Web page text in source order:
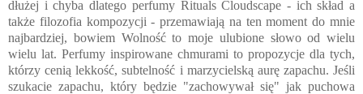
dłużej i chyba dlatego perfumy Rituals Cloudscape - ich skład a
także filozofia kompozycji - przemawiają na ten moment do mnie
najbardziej, bowiem Wolność to moje ulubione słowo od wielu
wielu lat. Perfumy inspirowane chmurami to propozycje dla tych,
którzy cenią lekkość, subtelność i marzycielską aurę zapachu. Jeśli
szukacie zapachu, który będzie "zachowywał się" jak puchowa